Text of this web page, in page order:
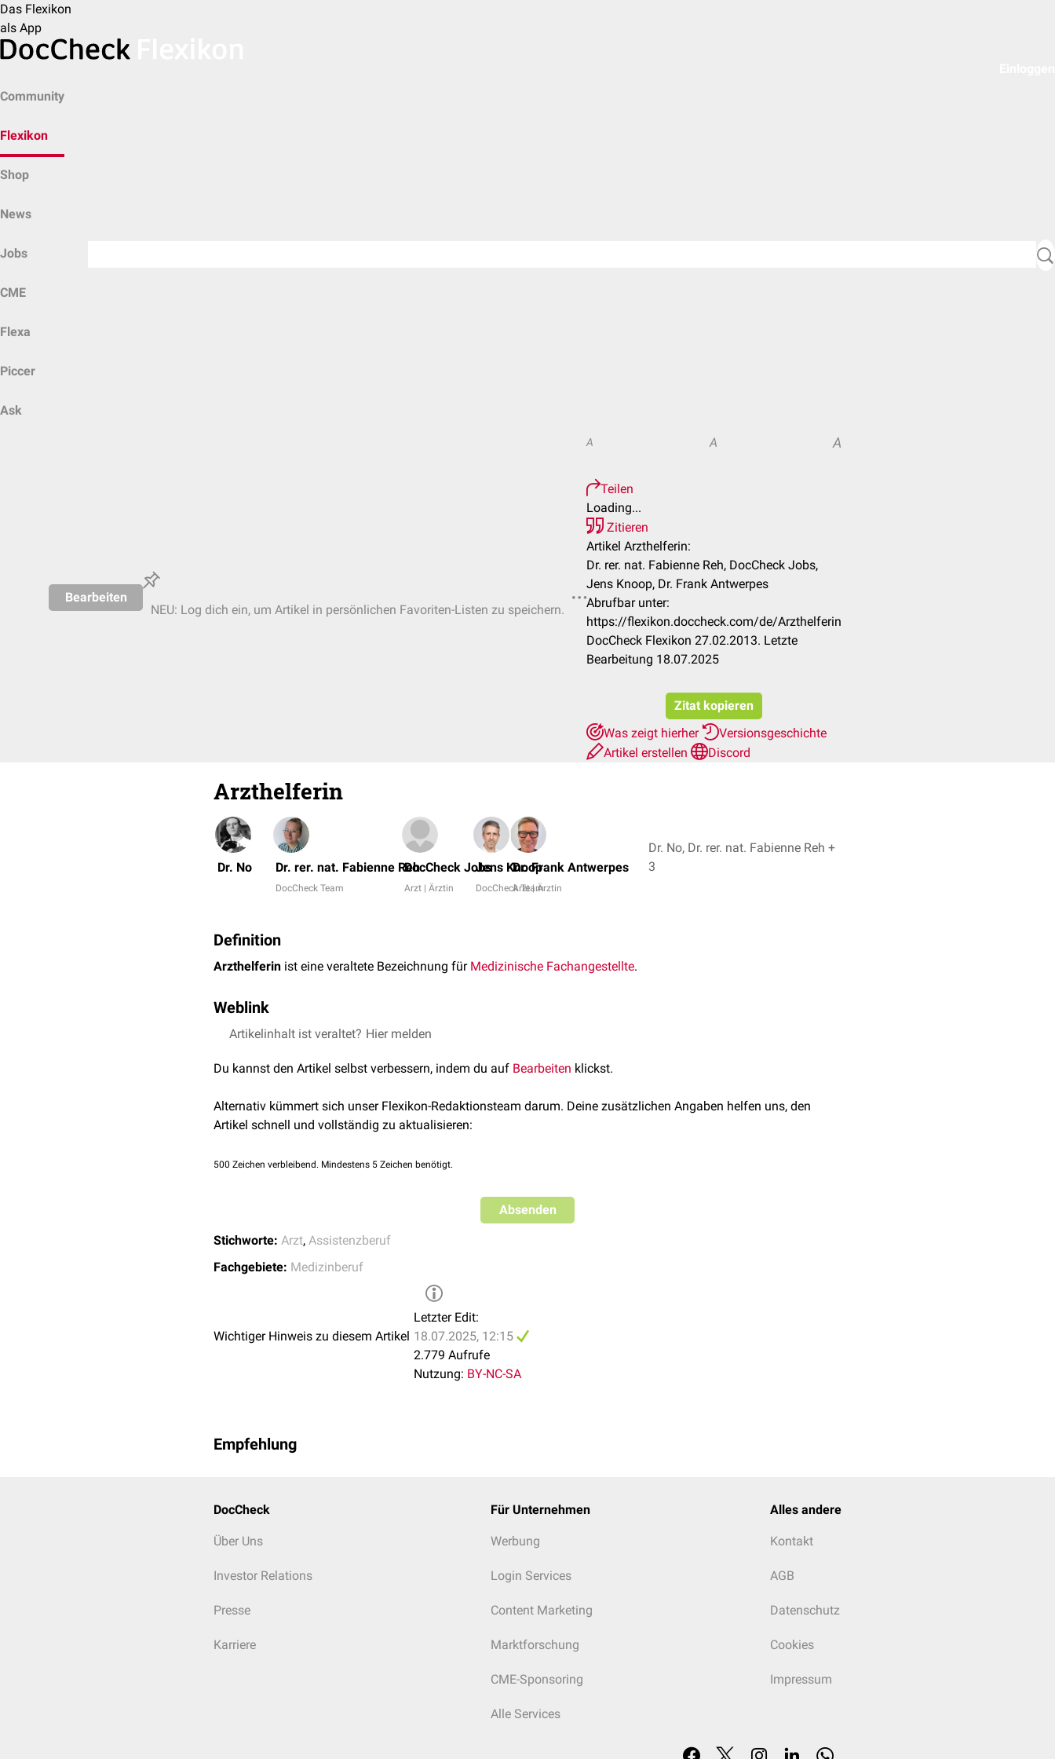
Das Flexikon
als App
Community
Flexikon
Shop
News
Jobs
CME
Flexa
Piccer
Ask
Bearbeiten
NEU: Log dich ein, um Artikel in persönlichen Favoriten-Listen zu speichern.
A A A
Teilen
Loading...
Zitieren
Artikel Arzthelferin:
Dr. rer. nat. Fabienne Reh, DocCheck Jobs,
Jens Knoop, Dr. Frank Antwerpes
Abrufbar unter:
https://flexikon.doccheck.com/de/Arzthelferin
DocCheck Flexikon 27.02.2013. Letzte
Bearbeitung 18.07.2025
Zitat kopieren
Was zeigt hierher
Versionsgeschichte
Artikel erstellen
Discord
Arzthelferin
Dr. No Dr. rer. nat. Fabienne Reh
DocCheck Team
DocCheck Jobs
Arzt | Ärztin
Jens Knoop
DocCheck Team
Dr. Frank Antwerpes
Arzt | Ärztin
Dr. No, Dr. rer. nat. Fabienne Reh +
3
Definition
Arzthelferin ist eine veraltete Bezeichnung für Medizinische Fachangestellte.
Weblink
DocCheck Jobs
Artikelinhalt ist veraltet? Hier melden
Du kannst den Artikel selbst verbessern, indem du auf Bearbeiten klickst.
Alternativ kümmert sich unser Flexikon-Redaktionsteam darum. Deine zusätzlichen Angaben helfen uns, den
Artikel schnell und vollständig zu aktualisieren:
500 Zeichen verbleibend. Mindestens 5 Zeichen benötigt.
Absenden
Stichworte: Arzt, Assistenzberuf
Fachgebiete: Medizinberuf
Wichtiger Hinweis zu diesem Artikel
Letzter Edit:
18.07.2025, 12:15
2.779 Aufrufe
Nutzung: BY-NC-SA
Empfehlung
DocCheck
Über Uns
Investor Relations
Presse
Karriere
Für Unternehmen
Werbung
Login Services
Content Marketing
Marktforschung
CME-Sponsoring
Alle Services
Alles andere
Kontakt
AGB
Datenschutz
Cookies
Impressum